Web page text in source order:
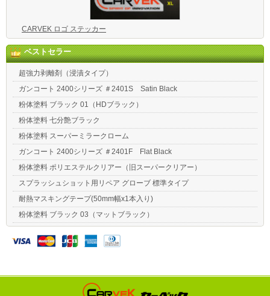
CARVEK ロゴ ステッカー
ベストセラー
超強力剥離剤（浸漬タイプ）
ガンコート 2400シリーズ ＃2401S Satin Black
粉体塗料 ブラック 01（HDブラック）
粉体塗料 七分艶ブラック
粉体塗料 スーパーミラークローム
ガンコート 2400シリーズ ＃2401F Flat Black
粉体塗料 ポリエステルクリアー（旧スーパークリアー）
スプラッシュショット用リペア グローブ 標準タイプ
耐熱マスキングテープ(50mm幅x1本入り)
粉体塗料 ブラック 03（マットブラック）